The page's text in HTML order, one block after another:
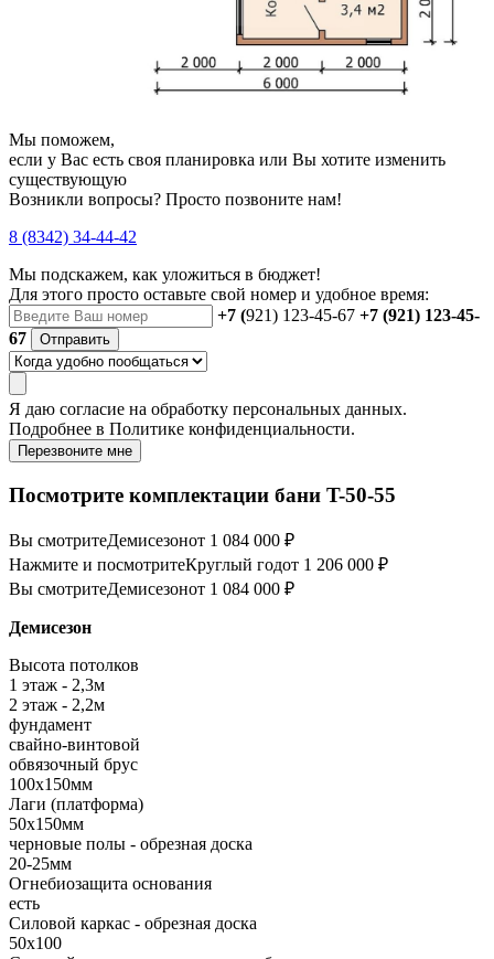
Мы поможем,
если у Вас есть своя планировка или Вы хотите изменить
существующую
Возникли вопросы? Просто позвоните нам!
8 (8342) 34-44-42
Мы подскажем, как уложиться в бюджет!
Для этого просто оставьте свой номер и удобное время:
+7 (921) 123-45-67 +7 (921) 123-45-
67
Отправить
Я даю согласие на обработку персональных данных.
Подробнее в Политике конфиденциальности.
Перезвоните мне
Посмотрите комплектации бани T-50-55
Вы смотритеДемисезонот 1 084 000 ₽
Нажмите и посмотритеКруглый годот 1 206 000 ₽
Вы смотритеДемисезонот 1 084 000 ₽
Демисезон
Высота потолков
1 этаж - 2,3м
2 этаж - 2,2м
фундамент
свайно-винтовой
обвязочный брус
100х150мм
Лаги (платформа)
50х150мм
черновые полы - обрезная доска
20-25мм
Огнебиозащита основания
есть
Силовой каркас - обрезная доска
50х100